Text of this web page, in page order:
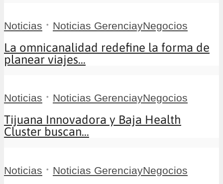
Noticias • Noticias GerenciayNegocios
La omnicanalidad redefine la forma de
planear viajes...
Noticias • Noticias GerenciayNegocios
Tijuana Innovadora y Baja Health
Cluster buscan...
Noticias • Noticias GerenciayNegocios